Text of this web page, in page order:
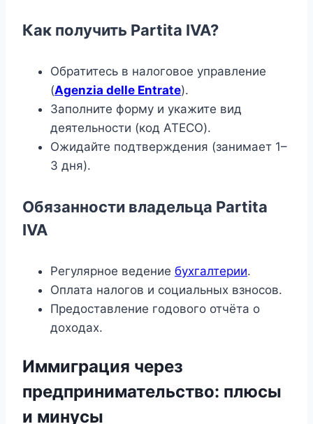
Как получить Partita IVA?
Обратитесь в налоговое управление
(Agenzia delle Entrate).
Заполните форму и укажите вид
деятельности (код ATECO).
Ожидайте подтверждения (занимает 1–
3 дня).
Обязанности владельца Partita
IVA
Регулярное ведение бухгалтерии.
Оплата налогов и социальных взносов.
Предоставление годового отчёта о
доходах.
Иммиграция через
предпринимательство: плюсы
и минусы